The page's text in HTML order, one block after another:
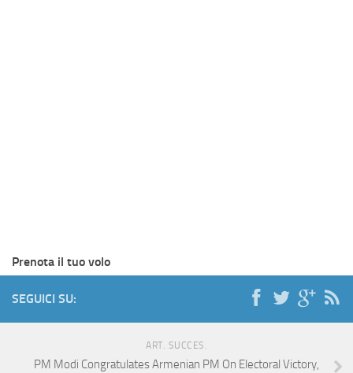
Prenota il tuo volo
SEGUICI SU:
ART. SUCCES.
PM Modi Congratulates Armenian PM On Electoral Victory,